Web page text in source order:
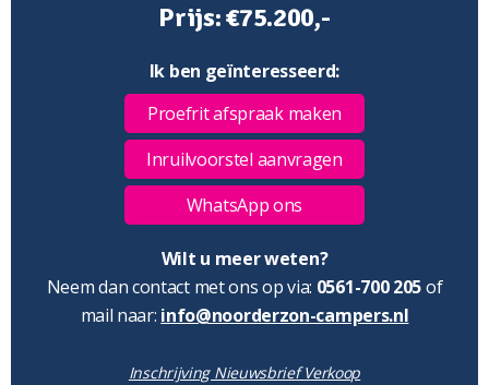
Prijs: €75.200,-
Ik ben geïnteresseerd:
Proefrit afspraak maken
Inruilvoorstel aanvragen
WhatsApp ons
Wilt u meer weten?
Neem dan contact met ons op via: 0561-700 205of
mail naar: info@noorderzon-campers.nl
Inschrijving Nieuwsbrief Verkoop